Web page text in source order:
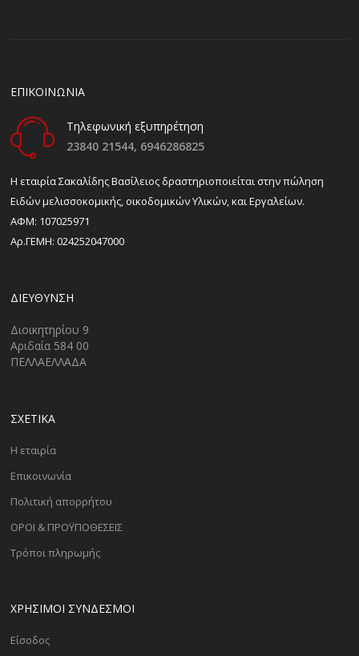
ΕΠΙΚΟΙΝΩΝΙΑ
Τηλεφωνική εξυπηρέτηση
23840 21544, 6946286825
H εταιρία Σακαλίδης Βασίλειος δραστηριοποιείται στην πώληση
Ειδών μελισσοκομικής, οικοδομικών Υλικών, και Εργαλείων.
ΑΦΜ: 107025971
Αρ.ΓΕΜΗ: 024252047000
ΔΙΕΎΘΥΝΣΗ
Διοικητηρίου 9
Αριδαία 584 00
ΠΕΛΛΑΕΛΛΑΔΑ
ΣΧΕΤΙΚΑ
Η εταιρία
Επικοινωνία
Πολιτική απορρήτου
ΟΡΟΙ & ΠΡΟΫΠΟΘΕΣΕΙΣ
Τρόποι πληρωμής
ΧΡΗΣΙΜΟΙ ΣΥΝΔΕΣΜΟΙ
Είσοδος